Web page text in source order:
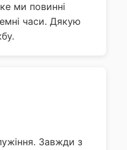
ми повинні
часи. Дякую
Завжди з